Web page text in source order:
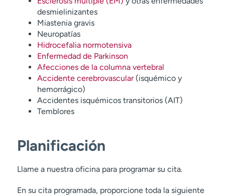
desmielinizantes
Miastenia gravis
Neuropatías
Hidrocefalia normotensiva
Enfermedad de Parkinson
Afecciones de la columna vertebral
Accidente cerebrovascular(isquémico y
hemorrágico)
Accidentes isquémicos transitorios (AIT)
Temblores
Planificación
Llame a nuestra oficina para programar su cita.
En su cita programada, proporcione toda la siguiente